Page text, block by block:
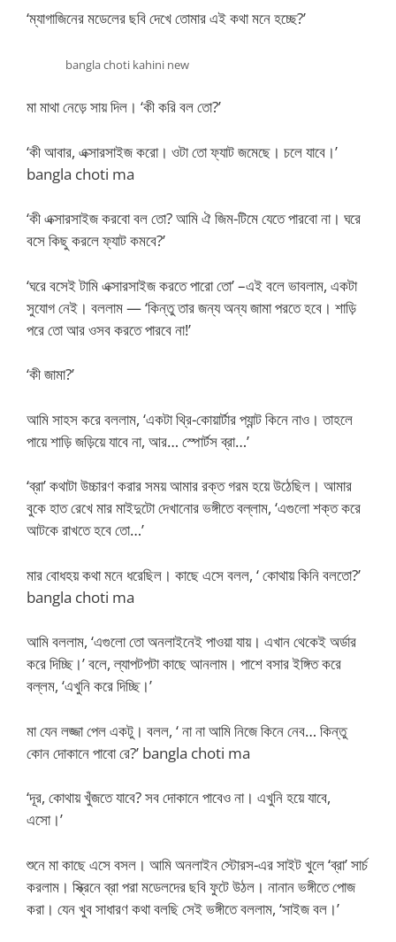
‘ম্যাগাজিনের মডেলের ছবি দেখে তোমার এই কথা মনে হচ্ছে?’
bangla choti kahini new
মা মাথা নেড়ে সায় দিল। ‘কী করি বল তো?’
‘কী আবার, এক্সারসাইজ করো। ওটা তো ফ্যাট জমেছে। চলে যাবে।’
bangla choti ma
‘কী এক্সারসাইজ করবো বল তো? আমি ঐ জিম-টিমে যেতে পারবো না। ঘরে
বসে কিছু করলে ফ্যাট কমবে?’
‘ঘরে বসেই টামি এক্সারসাইজ করতে পারো তো’ –এই বলে ভাবলাম, একটা
সুযোগ নেই। বললাম — ‘কিন্তু তার জন্য অন্য জামা পরতে হবে। শাড়ি
পরে তো আর ওসব করতে পারবে না!’
‘কী জামা?’
আমি সাহস করে বললাম, ‘একটা থ্রি-কোয়ার্টার প্যান্ট কিনে নাও। তাহলে
পায়ে শাড়ি জড়িয়ে যাবে না, আর… স্পোর্টস ব্রা…’
‘ব্রা’ কথাটা উচ্চারণ করার সময় আমার রক্ত গরম হয়ে উঠেছিল। আমার
বুকে হাত রেখে মার মাইদুটো দেখানোর ভঙ্গীতে বল্লাম, ‘এগুলো শক্ত করে
আটকে রাখতে হবে তো…’
মার বোধহয় কথা মনে ধরেছিল। কাছে এসে বলল, ‘ কোথায় কিনি বলতো?’
bangla choti ma
আমি বললাম, ‘এগুলো তো অনলাইনেই পাওয়া যায়। এখান থেকেই অর্ডার
করে দিচ্ছি।’ বলে, ল্যাপটপটা কাছে আনলাম। পাশে বসার ইঙ্গিত করে
বল্লম, ‘এখুনি করে দিচ্ছি।’
মা যেন লজ্জা পেল একটু। বলল, ‘ না না আমি নিজে কিনে নেব… কিন্তু
কোন দোকানে পাবো রে?’ bangla choti ma
‘দূর, কোথায় খুঁজতে যাবে? সব দোকানে পাবেও না। এখুনি হয়ে যাবে,
এসো।’
শুনে মা কাছে এসে বসল। আমি অনলাইন স্টোরস-এর সাইট খুলে ‘ব্রা’ সার্চ
করলাম। স্ক্রিনে ব্রা পরা মডেলদের ছবি ফুটে উঠল। নানান ভঙ্গীতে পোজ
করা। যেন খুব সাধারণ কথা বলছি সেই ভঙ্গীতে বললাম, ‘সাইজ বল।’